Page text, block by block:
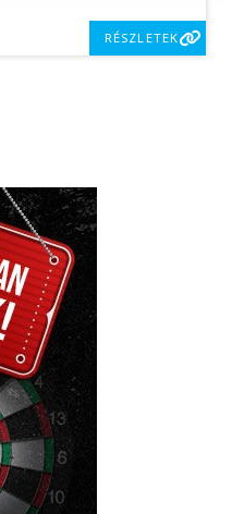
RÉSZLETEK